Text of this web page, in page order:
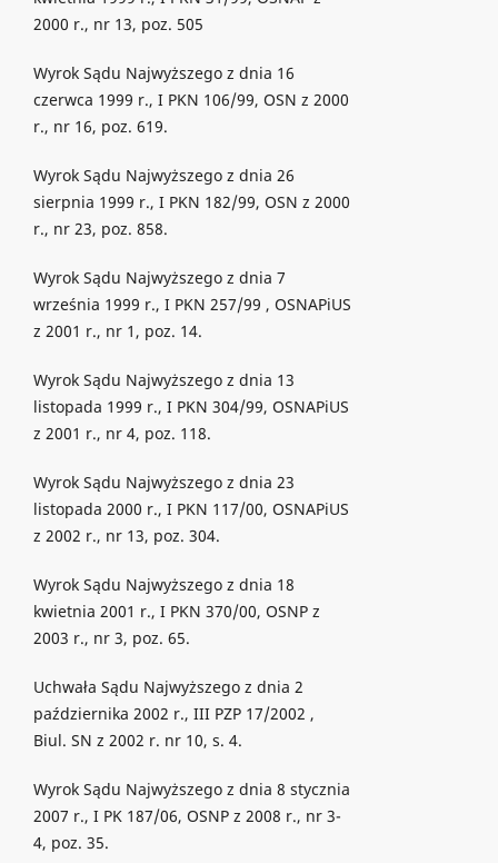
2000 r., nr 13, poz. 505
Wyrok Sądu Najwyższego z dnia 16
czerwca 1999 r., I PKN 106/99, OSN z 2000
r., nr 16, poz. 619.
Wyrok Sądu Najwyższego z dnia 26
sierpnia 1999 r., I PKN 182/99, OSN z 2000
r., nr 23, poz. 858.
Wyrok Sądu Najwyższego z dnia 7
września 1999 r., I PKN 257/99 , OSNAPiUS
z 2001 r., nr 1, poz. 14.
Wyrok Sądu Najwyższego z dnia 13
listopada 1999 r., I PKN 304/99, OSNAPiUS
z 2001 r., nr 4, poz. 118.
Wyrok Sądu Najwyższego z dnia 23
listopada 2000 r., I PKN 117/00, OSNAPiUS
z 2002 r., nr 13, poz. 304.
Wyrok Sądu Najwyższego z dnia 18
kwietnia 2001 r., I PKN 370/00, OSNP z
2003 r., nr 3, poz. 65.
Uchwała Sądu Najwyższego z dnia 2
października 2002 r., III PZP 17/2002 ,
Biul. SN z 2002 r. nr 10, s. 4.
Wyrok Sądu Najwyższego z dnia 8 stycznia
2007 r., I PK 187/06, OSNP z 2008 r., nr 3-
4, poz. 35.